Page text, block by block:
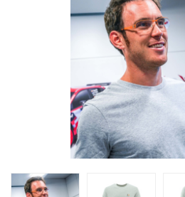
Alpecin Premier Tech /Fenix
Thierry Neuville
Sportoase
R. EV - Remco Evenepoel
Workout Buddies